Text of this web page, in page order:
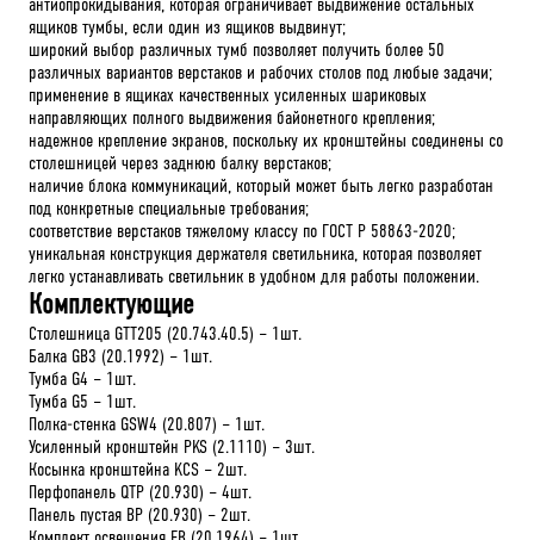
ящиков тумбы, если один из ящиков выдвинут;
широкий выбор различных тумб позволяет получить более 50
различных вариантов верстаков и рабочих столов под любые задачи;
применение в ящиках качественных усиленных шариковых
направляющих полного выдвижения байонетного крепления;
надежное крепление экранов, поскольку их кронштейны соединены со
столешницей через заднюю балку верстаков;
наличие блока коммуникаций, который может быть легко разработан
под конкретные специальные требования;
соответствие верстаков тяжелому классу по ГОСТ Р 58863-2020;
уникальная конструкция держателя светильника, которая позволяет
легко устанавливать светильник в удобном для работы положении.
Комплектующие
Столешница GTT205 (20.743.40.5) – 1шт.
Балка GB3 (20.1992) – 1шт.
Тумба G4 – 1шт.
Тумба G5 – 1шт.
Полка-стенка GSW4 (20.807) – 1шт.
Усиленный кронштейн PKS (2.1110) – 3шт.
Косынка кронштейна KCS – 2шт.
Перфопанель QTP (20.930) – 4шт.
Панель пустая BP (20.930) – 2шт.